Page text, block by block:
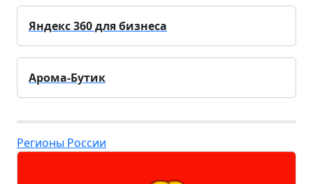
Яндекс 360 для бизнеса
Арома-Бутик
Регионы России